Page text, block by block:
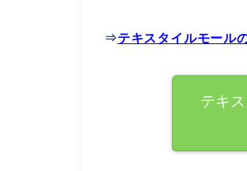
⇒テキスタイルモール
テキ